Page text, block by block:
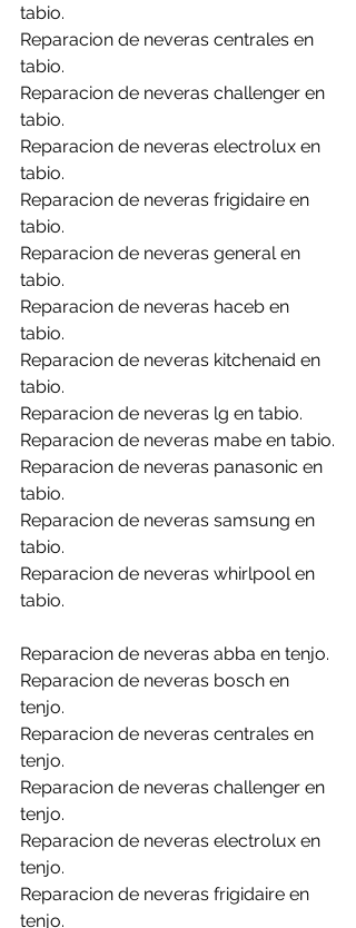
tabio.
Reparacion de neveras centrales en
tabio.
Reparacion de neveras challenger en
tabio.
Reparacion de neveras electrolux en
tabio.
Reparacion de neveras frigidaire en
tabio.
Reparacion de neveras general en
tabio.
Reparacion de neveras haceb en
tabio.
Reparacion de neveras kitchenaid en
tabio.
Reparacion de neveras lg en tabio.
Reparacion de neveras mabe en tabio.
Reparacion de neveras panasonic en
tabio.
Reparacion de neveras samsung en
tabio.
Reparacion de neveras whirlpool en
tabio.
Reparacion de neveras abba en tenjo.
Reparacion de neveras bosch en
tenjo.
Reparacion de neveras centrales en
tenjo.
Reparacion de neveras challenger en
tenjo.
Reparacion de neveras electrolux en
tenjo.
Reparacion de neveras frigidaire en
tenjo.